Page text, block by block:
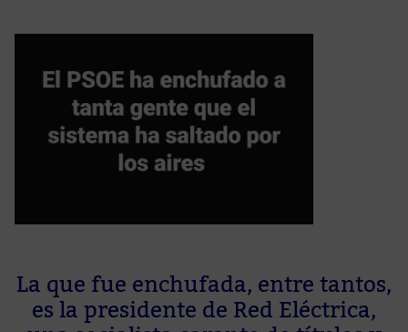
La que fue enchufada, entre tantos,
es la presidente de Red Eléctrica,